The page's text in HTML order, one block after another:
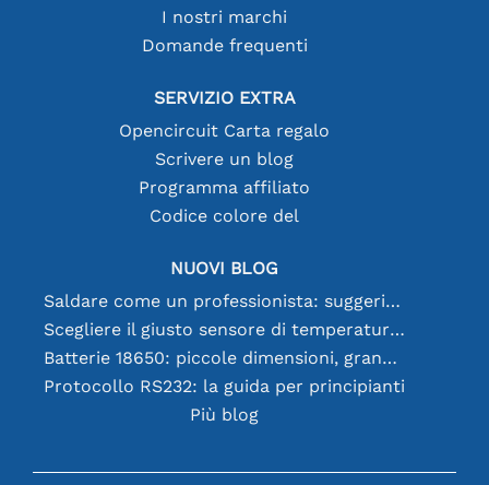
I nostri marchi
Domande frequenti
SERVIZIO EXTRA
Opencircuit Carta regalo
Scrivere un blog
Programma affiliato
Codice colore del
NUOVI BLOG
Saldare come un professionista: suggerimenti per connessioni elettroniche perfette
Scegliere il giusto sensore di temperatura [youtube]
Batterie 18650: piccole dimensioni, grandi prestazioni
Protocollo RS232: la guida per principianti
Più blog